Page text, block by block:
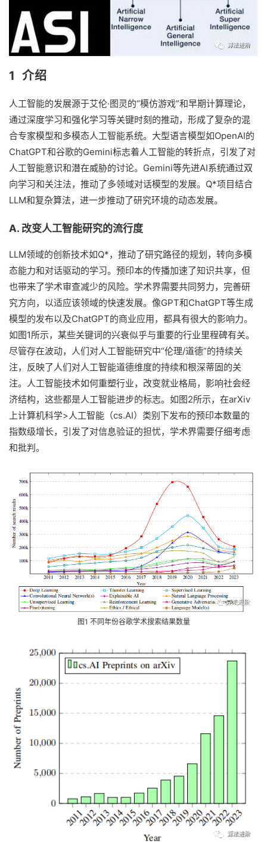
1 介绍
人工智能的发展源于艾伦·图灵的“模仿游戏”和早期计算理论，
通过深度学习和强化学习等关键时刻的推动，形成了复杂的混
合专家模型和多模态人工智能系统。大型语言模型如OpenAI的
ChatGPT和谷歌的Gemini标志着人工智能的转折点，引发了对
人工智能意识和潜在威胁的讨论。Gemini等先进AI系统通过双
向学习和关注法，推动了多领域对话模型的发展。Q*项目结合
LLM和复杂算法，进一步推动了研究环境的动态发展。
A. 改变人工智能研究的流行度
LLM领域的创新技术如Q*，推动了研究路径的规划，转向多模
态能力和对话驱动的学习。预印本的传播加速了知识共享，但
也带来了学术审查减少的风险。学术界需要共同努力，完善研
究方向，以适应该领域的快速发展。像GPT和ChatGPT等生成
模型的发布以及ChatGPT的商业应用，都具有很大的影响力。
如图1所示，某些关键词的兴衰似乎与重要的行业里程碑有关。
尽管存在波动，人们对人工智能研究中“伦理/道德”的持续关
注，反映了人们对人工智能道德维度的持续和根深蒂固的关
注。人工智能技术如何重塑行业，改变就业格局，影响社会经
济结构，这些都是人工智能进步的标志。如图2所示，在arXiv
上计算机科学>人工智能（cs.AI）类别下发布的预印本数量的
指数级增长，引发了对信息验证的担忧，学术界需要仔细考虑
和批判。
图1 不同年份谷歌学术搜索结果数量